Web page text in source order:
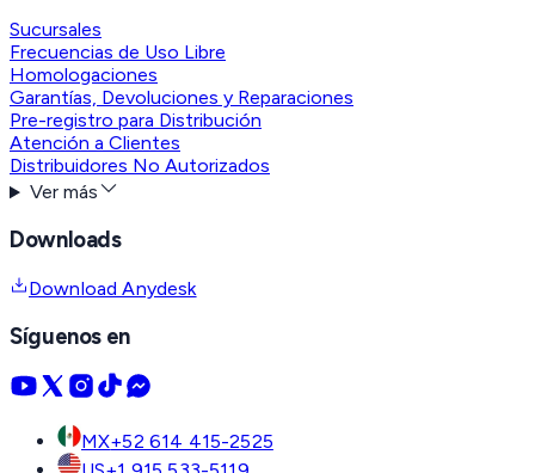
Sucursales
Frecuencias de Uso Libre
Homologaciones
Garantías, Devoluciones y Reparaciones
Pre-registro para Distribución
Atención a Clientes
Distribuidores No Autorizados
Ver más
Downloads
Download Anydesk
Síguenos en
MX+52 614 415-2525